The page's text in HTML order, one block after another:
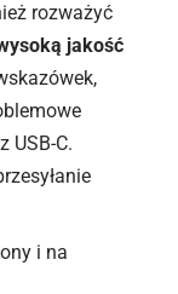
rozważyć
jakość
USB-C.
i na